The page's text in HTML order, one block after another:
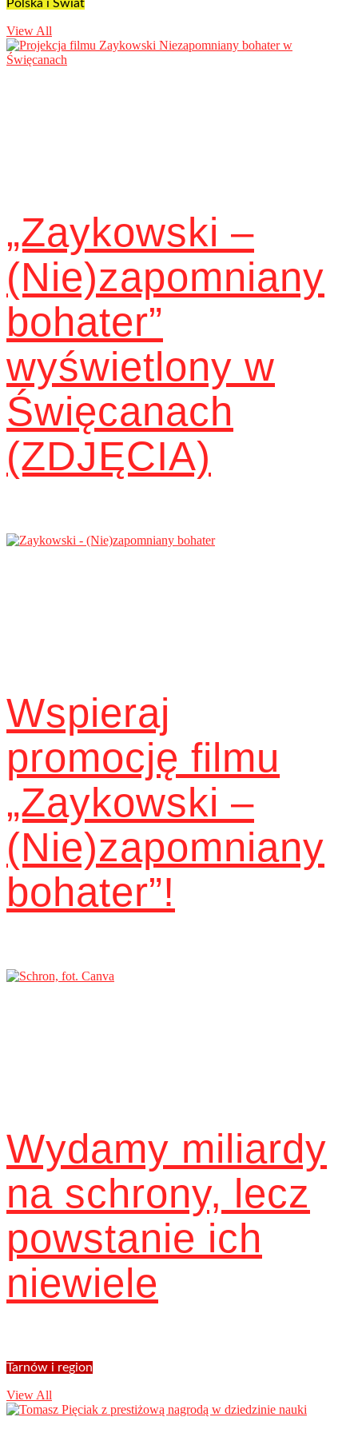
Polska i Świat
View All
„Zaykowski –
(Nie)zapomniany
bohater”
wyświetlony w
Święcanach
(ZDJĘCIA)
Wspieraj
promocję filmu
„Zaykowski –
(Nie)zapomniany
bohater”!
Wydamy miliardy
na schrony, lecz
powstanie ich
niewiele
Tarnów i region
View All